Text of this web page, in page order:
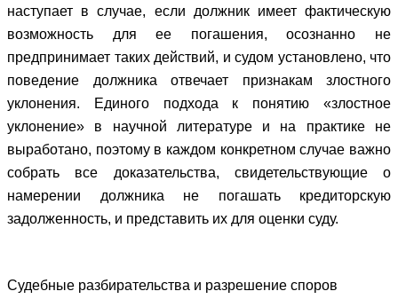
наступает в случае, если должник имеет фактическую
возможность для ее погашения, осознанно не
предпринимает таких действий, и судом установлено, что
поведение должника отвечает признакам злостного
уклонения. Единого подхода к понятию «злостное
уклонение» в научной литературе и на практике не
выработано, поэтому в каждом конкретном случае важно
собрать все доказательства, свидетельствующие о
намерении должника не погашать кредиторскую
задолженность, и представить их для оценки суду.
Судебные разбирательства и разрешение споров